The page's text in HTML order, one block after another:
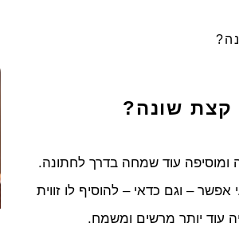
קצת שונה?
ומוסיפה עוד שמחה בדרך לחתונה.
– וגם כדאי – להוסיף לו זווית
עוד יותר מרשים ומשמח.